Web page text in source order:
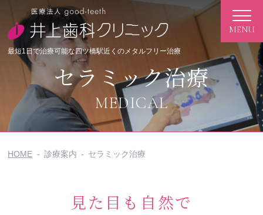
最短1日で治療可能な四ツ橋駅近くのメタルフリー治療
セラミック治療
MEDICAL
HOME 診療案内 セラミック治療
見た目も自然で